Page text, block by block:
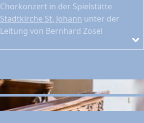
Chorkonzert in der Spielstätte
Stadtkirche St. Johann unter der
Leitung von Bernhard Zosel